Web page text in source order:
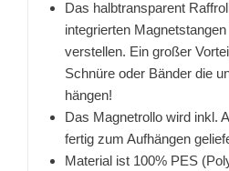
Das halbtransparent
integrierten
verstellen. Ein großer
Schnüre oder Bänder die
hängen!
Das Magnetrollo wird inkl.
fertig zum Aufhängen
Material ist 100% PES